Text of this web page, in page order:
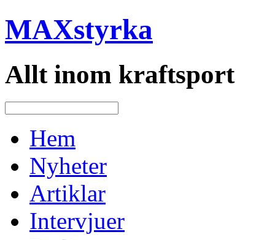
MAXstyrka
Allt inom kraftsport
Hem
Nyheter
Artiklar
Intervjuer